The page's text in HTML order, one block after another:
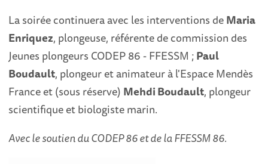
La soirée continuera avec les interventions deMaria
Enriquez, plongeuse, référente de commission des
Jeunes plongeurs CODEP 86 - FFESSM ;Paul
Boudault, plongeur et animateur à l'Espace Mendès
France et (sous réserve) Mehdi Boudault, plongeur
scientifique et biologiste marin.
Avec le soutien du CODEP 86 et de la FFESSM 86.